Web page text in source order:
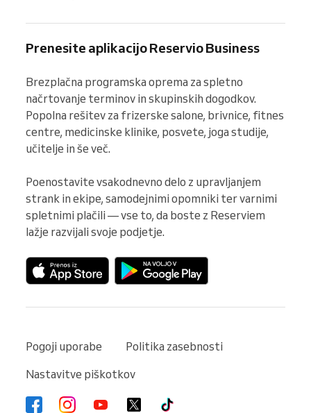
Prenesite aplikacijo Reservio Business
Brezplačna programska oprema za spletno
načrtovanje terminov in skupinskih dogodkov.
Popolna rešitev za frizerske salone, brivnice, fitnes
centre, medicinske klinike, posvete, joga studije,
učitelje in še več.
Poenostavite vsakodnevno delo z upravljanjem
strank in ekipe, samodejnimi opomniki ter varnimi
spletnimi plačili — vse to, da boste z Reserviem
lažje razvijali svoje podjetje.
Pogoji uporabe
Politika zasebnosti
Nastavitve piškotkov